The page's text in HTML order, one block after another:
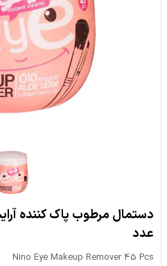
عدد
Nino Eye Makeup Remover 45 Pcs